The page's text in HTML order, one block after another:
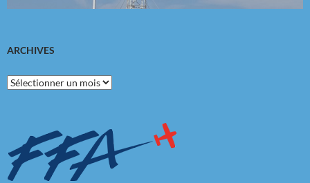
ARCHIVES
Archives